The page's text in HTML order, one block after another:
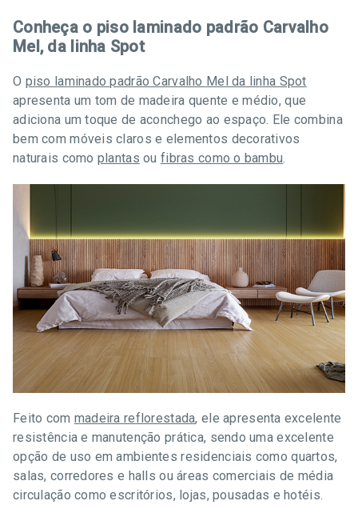
Conheça o piso laminado padrão Carvalho
Mel, da linha Spot
O piso laminado padrão Carvalho Mel da linha Spot
apresenta um tom de madeira quente e médio, que
adiciona um toque de aconchego ao espaço. Ele combina
bem com móveis claros e elementos decorativos
naturais como plantas oufibras como o bambu.
Feito com madeira reflorestada, ele apresenta excelente
resistência e manutenção prática, sendo uma excelente
opção de uso em ambientes residenciais como quartos,
salas, corredores e halls ou áreas comerciais de média
circulação como escritórios, lojas, pousadas e hotéis.